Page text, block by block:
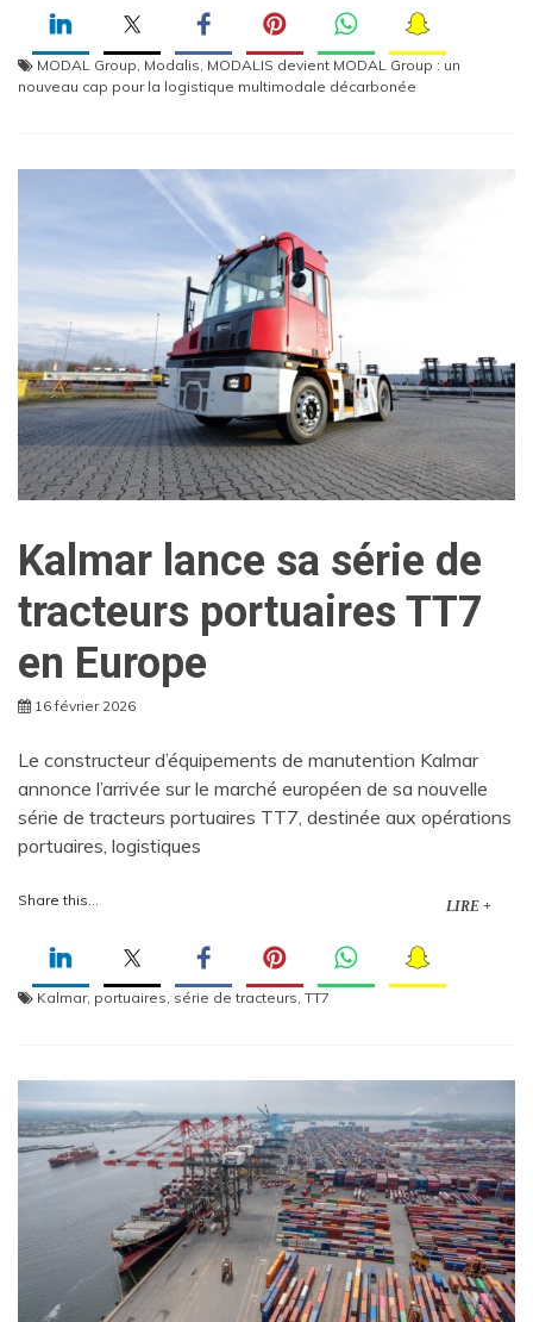
MODAL Group Modalis MODALIS devient MODAL Group : un
nouveau cap pour la logistique multimodale décarbonée
Kalmar lance sa série de
tracteurs portuaires TT7
en Europe
16 février 2026
Le constructeur d’équipements de manutention Kalmar
annonce l’arrivée sur le marché européen de sa nouvelle
série de tracteurs portuaires TT7, destinée aux opérations
portuaires, logistiques
Share this... LIRE +
Kalmar, portuaires, série de tracteurs, TT7